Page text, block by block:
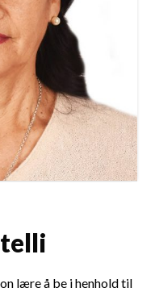
lære å be i henhold til